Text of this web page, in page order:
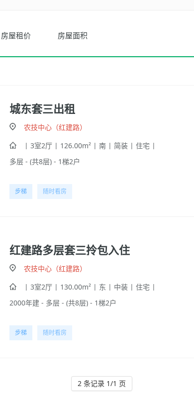
房屋租价 房屋面积
城东套三出租
农技中心（红建路）
| 3室2厅 | 126.00m² | 南 | 简装 | 住宅 |
多层 - (共8层) - 1梯2户
步梯 随时看房
红建路多层套三拎包入住
农技中心（红建路）
| 3室2厅 | 130.00m² | 东 | 中装 | 住宅 |
2000年建 - 多层 - (共8层) - 1梯2户
步梯 随时看房
2 条记录 1/1 页